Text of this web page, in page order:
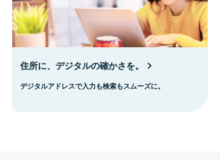
住所に、デジタルの確かさを。
デジタルアドレスで入力も検索もスムーズに。